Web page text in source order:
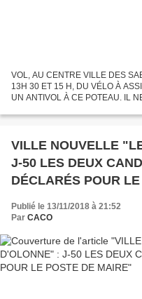
VOL, AU CENTRE VILLE DES
13H 30 ET 15 H, DU VÉLO À ASSISTANCE ÉLECTRIQUE ATTACHÉ AVEC
UN ANTIVOL À CE POTEAU. IL NE RESTE QUE L'ANTIVOL ET LE
ÉTAIT À CÔTÉ Nous...
VILLE NOUVELLE
J-50 LES DEUX
DÉCLARÉS POUR
Publié le 13/11/2018 à 21:52
Par CACO